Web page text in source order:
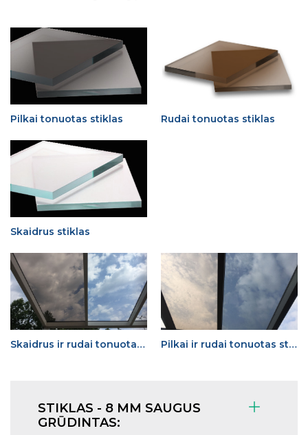
Pilkai tonuotas stiklas Rudai tonuotas stiklas
Skaidrus stiklas
Skaidrus ir rudai tonuotas stiklas Pilkai ir rudai tonuotas stiklas
STIKLAS - 8 MM SAUGUS
GRŪDINTAS: